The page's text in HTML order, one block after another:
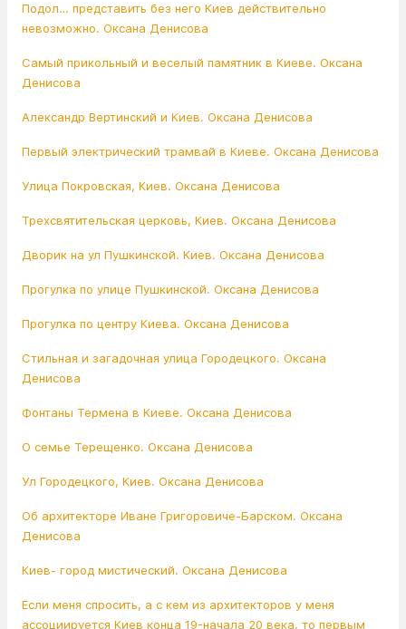
Подол… представить без него Киев действительно
невозможно. Оксана Денисова
Самый прикольный и веселый памятник в Киеве. Оксана
Денисова
Александр Вертинский и Киев. Оксана Денисова
Первый электрический трамвай в Киеве. Оксана Денисова
Улица Покровская, Киев. Оксана Денисова
Трехсвятительская церковь, Киев. Оксана Денисова
Дворик на ул Пушкинской. Киев. Оксана Денисова
Прогулка по улице Пушкинской. Оксана Денисова
Прогулка по центру Киева. Оксана Денисова
Стильная и загадочная улица Городецкого. Оксана
Денисова
Фонтаны Термена в Киеве. Оксана Денисова
О семье Терещенко. Оксана Денисова
Ул Городецкого, Киев. Оксана Денисова
Об архитекторе Иване Григоровиче-Барском. Оксана
Денисова
Киев- город мистический. Оксана Денисова
Если меня спросить, а с кем из архитекторов у меня
ассоциируется Киев конца 19-начала 20 века, то первым